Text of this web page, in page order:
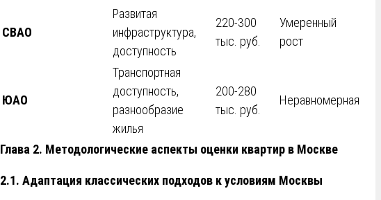
СВАО
Развитая
инфраструктура,
доступность
220-300
тыс. руб.
Умеренный
рост
ЮАО
Транспортная
доступность,
разнообразие
жилья
200-280
тыс. руб.
Неравномерная
Глава 2. Методологические аспекты оценки квартир в Москве
2.1. Адаптация классических подходов к условиям Москвы